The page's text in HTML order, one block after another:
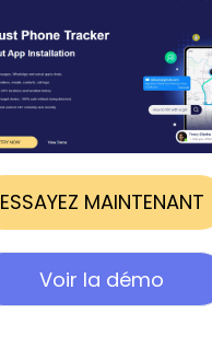
ESSAYEZ MAINTENANT
Voir la démo